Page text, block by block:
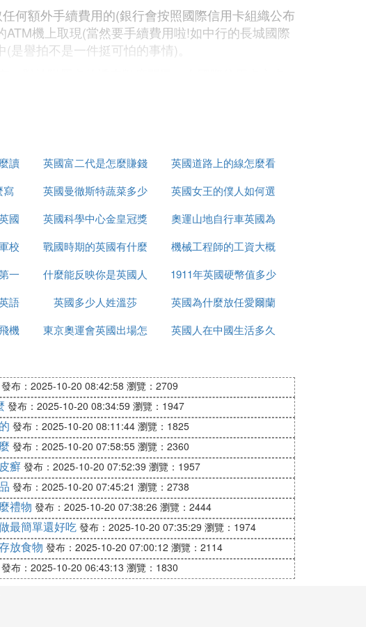
何額外手續費用的(銀行會按照國際信用卡組織公布
機上取現(當然要手續費用啦!如中行的長城國際
譽拍不是一件挺可怕的事情)。
對於附屬卡的透支額度問題，在國際信用卡主卡
。
合作的西聯匯款、與工行合作的速匯金匯款等等。
金額所屬等級一次性收取手續費。
，光大銀行最高發匯額為9000美元，大家需要問清
受日期限制，能在全世界通用，你可以隨時在國
(類似無國界的現金)。
甚至是免費的。使用不像信用卡受到通訊狀況制
、花旗等，其中美國運通在中國2000多家銀
前先做電話查詢
款或取現
讀
英國富二代是怎麼賺錢
的
英國道路上的線怎麼看
寫
英國曼徹斯特蔬菜多少
錢
英國女王的僕人如何選
的
國
英國科學中心金皇冠獎
是什麼
奧運山地自行車英國為
什麼很厲害
校
戰國時期的英國有什麼
事件
機械工程師的工資大概
多少英國
一
什麼能反映你是英國人
1911年英國硬幣值多少
錢
語 英國多少人姓溫莎
英國為什麼放任愛爾蘭
獨立
機
東京奧運會英國出場怎
英國人在中國生活多久
發布：2025-10-20 08:42:58 瀏覽：2709
發布：2025-10-20 08:34:59 瀏覽：1947
發布：2025-10-20 08:11:44 瀏覽：1825
發布：2025-10-20 07:58:55 瀏覽：2360
癬 發布：2025-10-20 07:52:39 瀏覽：1957
發布：2025-10-20 07:45:21 瀏覽：2738
禮物 發布：2025-10-20 07:38:26 瀏覽：2444
最簡單還好吃 發布：2025-10-20 07:35:29 瀏覽：1974
放食物 發布：2025-10-20 07:00:12 瀏覽：2114
發布：2025-10-20 06:43:13 瀏覽：1830